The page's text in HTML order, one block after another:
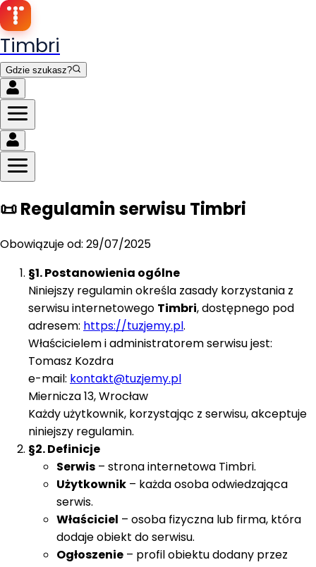
Timbri
Gdzie szukasz?
📜 Regulamin serwisu Timbri
Obowiązuje od: 29/07/2025
§1. Postanowienia ogólne
Niniejszy regulamin określa zasady korzystania z
serwisu internetowego Timbri, dostępnego pod
adresem: https://tuzjemy.pl.
Właścicielem i administratorem serwisu jest:
Tomasz Kozdra
e-mail: kontakt@tuzjemy.pl
Miernicza 13, Wrocław
Każdy użytkownik, korzystając z serwisu, akceptuje
niniejszy regulamin.
§2. Definicje
Serwis – strona internetowa Timbri.
Użytkownik – każda osoba odwiedzająca
serwis.
Właściciel – osoba fizyczna lub firma, która
dodaje obiekt do serwisu.
Ogłoszenie – profil obiektu dodany przez